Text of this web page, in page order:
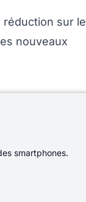
réduction sur le
nouveaux
smartphones.